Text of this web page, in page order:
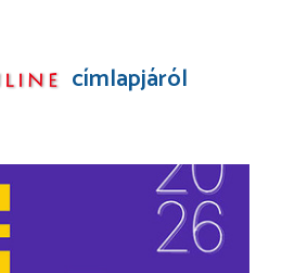
címlapjáról